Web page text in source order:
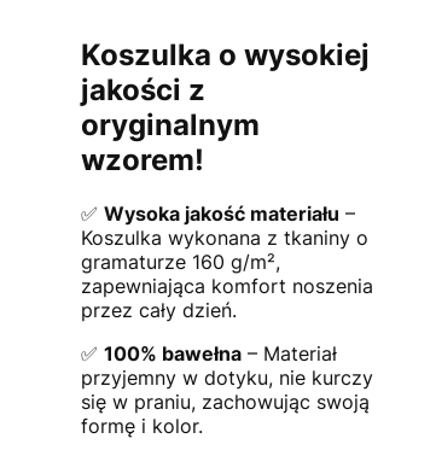
Koszulka o wysokiej
jakości z
oryginalnym
wzorem!
✅ Wysoka jakość materiału –
Koszulka wykonana z tkaniny o
gramaturze 160 g/m²,
zapewniająca komfort noszenia
przez cały dzień.
✅ 100% bawełna– Materiał
przyjemny w dotyku, nie kurczy
się w praniu, zachowując swoją
formę i kolor.